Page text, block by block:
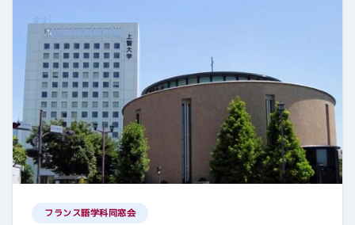
フランス語学科同窓会